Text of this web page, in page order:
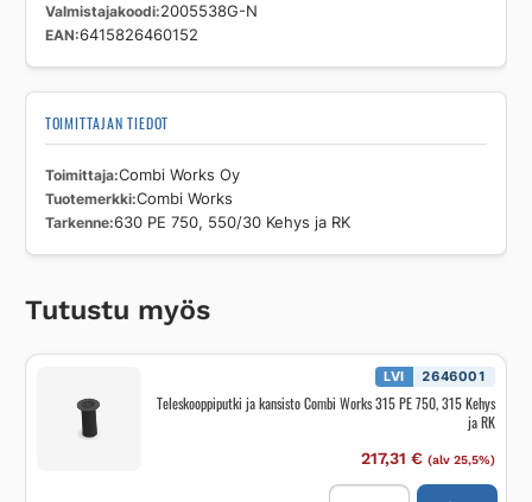
Valmistajakoodi 2005538G-N
EAN 6415826460152
TOIMITTAJAN TIEDOT
Toimittaja Combi Works Oy
Tuotemerkki Combi Works
Tarkenne 630 PE 750, 550/30 Kehys ja RK
Tutustu myös
LVI 2646001
Teleskooppiputki ja kansisto Combi Works 315 PE 750, 315 Kehys
ja RK
217,31 € (alv 25,5%)
Teleskooppiputki